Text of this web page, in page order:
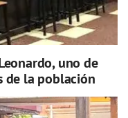
uno de
de la población